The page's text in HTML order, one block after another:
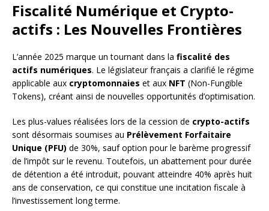
Fiscalité Numérique et Crypto-
actifs : Les Nouvelles Frontières
L’année 2025 marque un tournant dans la fiscalité des
actifs numériques. Le législateur français a clarifié le régime
applicable aux cryptomonnaies et aux NFT (Non-Fungible
Tokens), créant ainsi de nouvelles opportunités d’optimisation.
Les plus-values réalisées lors de la cession de crypto-actifs
sont désormais soumises au Prélèvement Forfaitaire
Unique (PFU) de 30%, sauf option pour le barème progressif
de l’impôt sur le revenu. Toutefois, un abattement pour durée
de détention a été introduit, pouvant atteindre 40% après huit
ans de conservation, ce qui constitue une incitation fiscale à
l’investissement long terme.